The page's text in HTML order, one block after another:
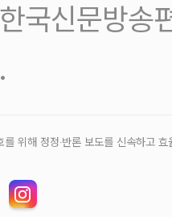
국신문방송
위해 정정‧반론 보도를 신속하고